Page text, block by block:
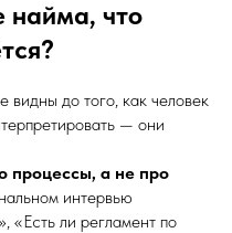
найма, что
видны до того, как человек
— они
процессы, а не про
интервью
«Есть ли регламент по